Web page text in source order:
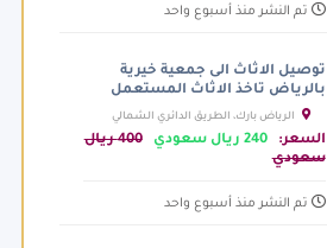
تم النشر منذ أسبوع واحد
توصيل الاثاث الى جمعية خيرية
بالرياض تاخذ الاثاث المستعمل
الرياض بارك، الطريق الدائري الشمالي
الفرعي، الرياض السعودية
السعر: 240 ريال سعودي
400 ريال
سعودي
تم النشر منذ أسبوع واحد